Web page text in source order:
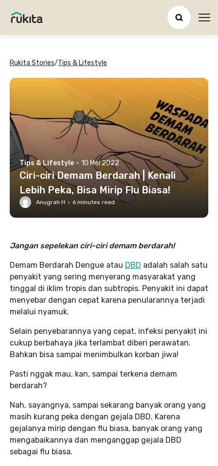
Rukita Stories/Tips & Lifestyle
Tips & Lifestyle · 10 Mei 2022
Ciri-ciri Demam Berdarah | Kenali
Lebih Peka, Bisa Mirip Flu Biasa!
Anugrah H · 6 minutes read
Jangan sepelekan ciri-ciri demam berdarah!
Demam Berdarah Dengue atau DBD adalah salah satu
penyakit yang sering menyerang masyarakat yang
tinggal di iklim tropis dan subtropis. Penyakit ini dapat
menyebar dengan cepat karena penularannya terjadi
melalui nyamuk.
Selain penyebarannya yang cepat, infeksi penyakit ini
cukup berbahaya jika terlambat diberi perawatan.
Bahkan bisa sampai menimbulkan korban jiwa!
Pasti nggak mau, kan, sampai terkena demam
berdarah?
Nah, sayangnya, sampai sekarang banyak orang yang
masih kurang peka dengan gejala DBD. Karena
gejalanya mirip dengan flu biasa, banyak orang yang
mengabaikannya dan menganggap gejala DBD
sebagai flu biasa.